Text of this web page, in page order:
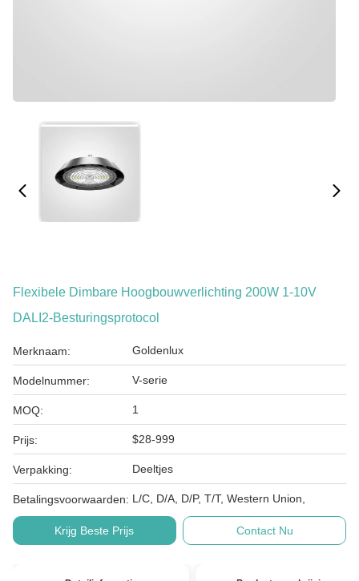
Flexibele Dimbare Hoogbouwverlichting 200W 1-10V
DALI2-Besturingsprotocol
Merknaam: Goldenlux
Modelnummer: V-serie
MOQ: 1
Prijs: $28-999
Verpakking: Deeltjes
Betalingsvoorwaarden: L/C, D/A, D/P, T/T, Western Union,
Krijg Beste Prijs Contact Nu